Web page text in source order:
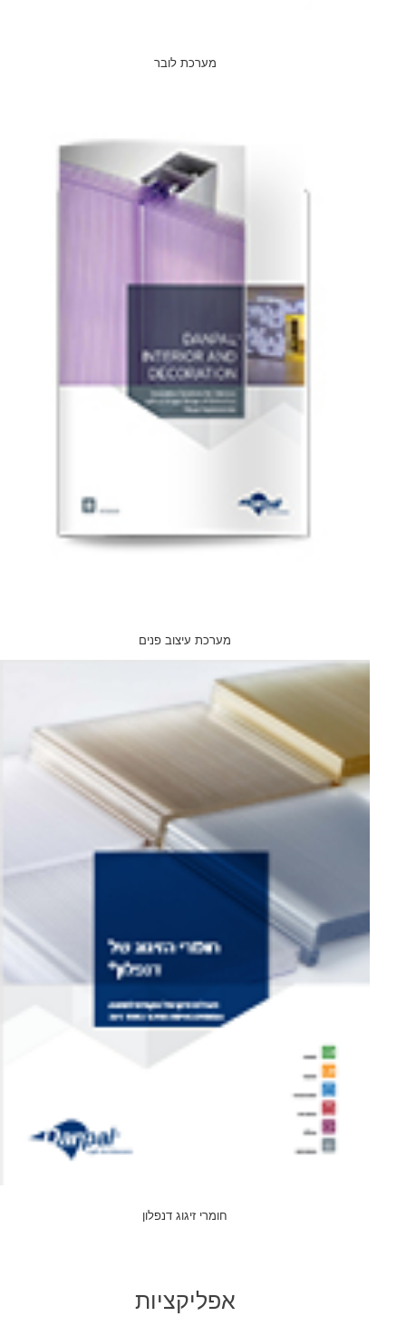
מערכת לובר
מערכת עיצוב פנים
חומרי זיגוג דנפלון
אפליקציות